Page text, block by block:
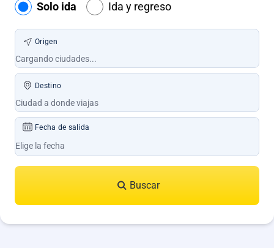
Solo ida Ida y regreso
Origen
Destino
Fecha de salida
Buscar